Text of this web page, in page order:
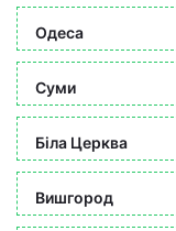
Одеса
Суми
Біла Церква
Вишгород